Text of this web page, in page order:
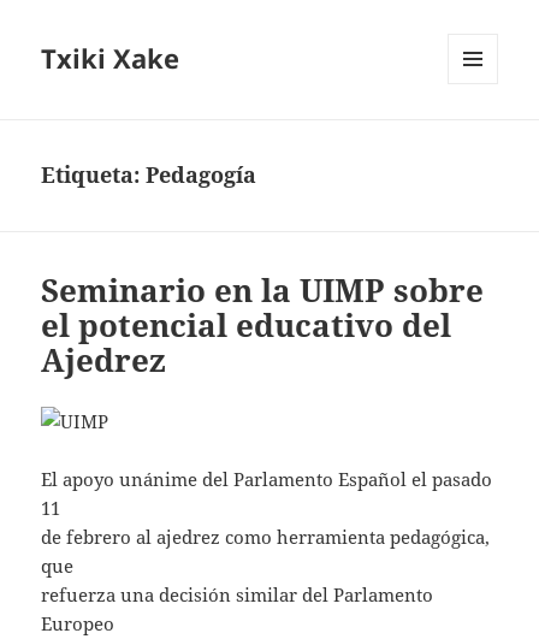
Txiki Xake
Etiqueta:Pedagogía
Seminario en la UIMP sobre
el potencial educativo del
Ajedrez
El apoyo unánime del Parlamento Español el pasado
11
de febrero al ajedrez como herramienta pedagógica,
que
refuerza una decisión similar del Parlamento
Europeo